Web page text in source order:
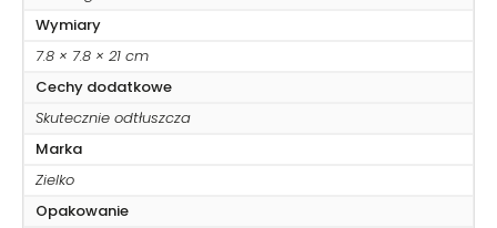
Wymiary
7.8 × 7.8 × 21 cm
Cechy dodatkowe
Skutecznie odtłuszcza
Marka
Zielko
Opakowanie